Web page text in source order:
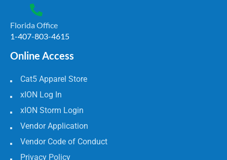
Florida Office
1-407-803-4615
Online Access
Cat5 Apparel Store
xION Log In
xION Storm Login
Vendor Application
Vendor Code of Conduct
Privacy Policy